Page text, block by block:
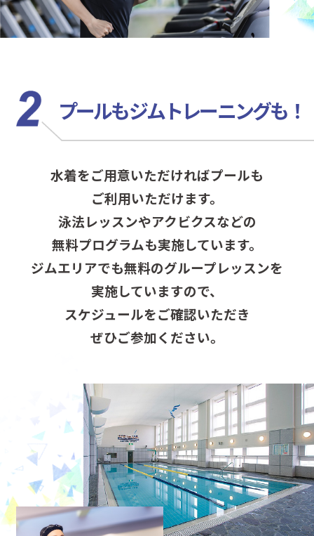
プールもジムトレーニングも！
水着をご用意いただければプールも
ご利用いただけます。
泳法レッスンやアクビクスなどの
無料プログラムも実施しています。
ジムエリアでも無料のグループレッスンを
実施していますので、
スケジュールをご確認いただき
ぜひご参加ください。